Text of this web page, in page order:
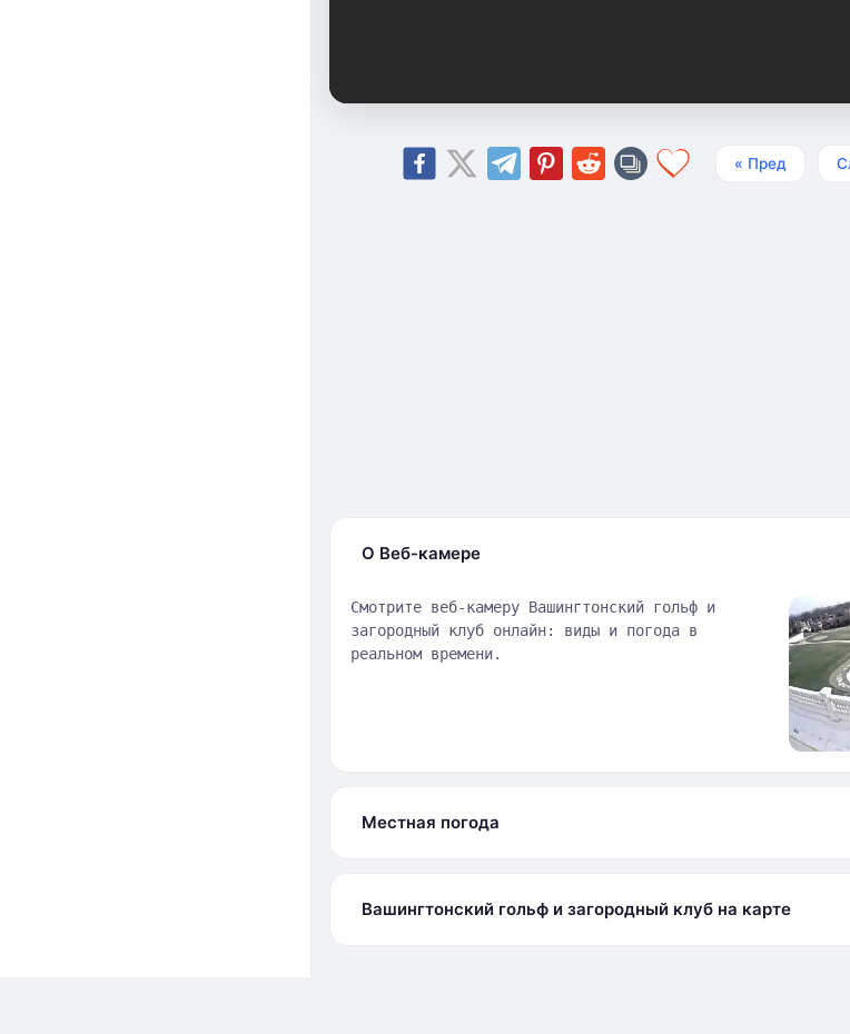
« Пред
О Веб-камере
Смотрите веб-камеру Вашингтонский гольф и
загородный клуб онлайн: виды и погода в
реальном времени.
Местная погода
Вашингтонский гольф и загородный клуб на карте